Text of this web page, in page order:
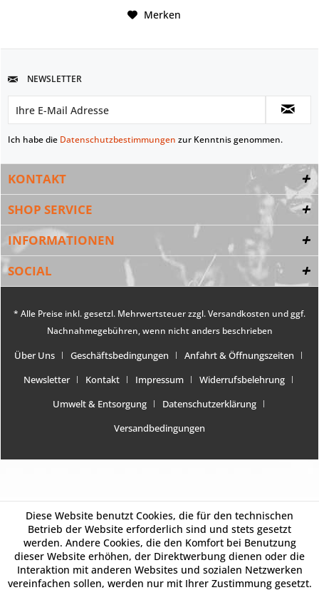
Merken
NEWSLETTER
Ich habe die Datenschutzbestimmungen zur Kenntnis genommen.
KONTAKT
SHOP SERVICE
INFORMATIONEN
SOCIAL
* Alle Preise inkl. gesetzl. Mehrwertsteuer zzgl.Versandkosten und ggf.
Nachnahmegebühren, wenn nicht anders beschrieben
Über Uns Geschäftsbedingungen
Anfahrt & Öffnungszeiten
Newsletter
Kontakt Impressum
Widerrufsbelehrung
Umwelt & Entsorgung
Datenschutzerklärung
Versandbedingungen
Diese Website benutzt Cookies, die für den technischen
Betrieb der Website erforderlich sind und stets gesetzt
werden. Andere Cookies, die den Komfort bei Benutzung
dieser Website erhöhen, der Direktwerbung dienen oder die
Interaktion mit anderen Websites und sozialen Netzwerken
vereinfachen sollen, werden nur mit Ihrer Zustimmung gesetzt.